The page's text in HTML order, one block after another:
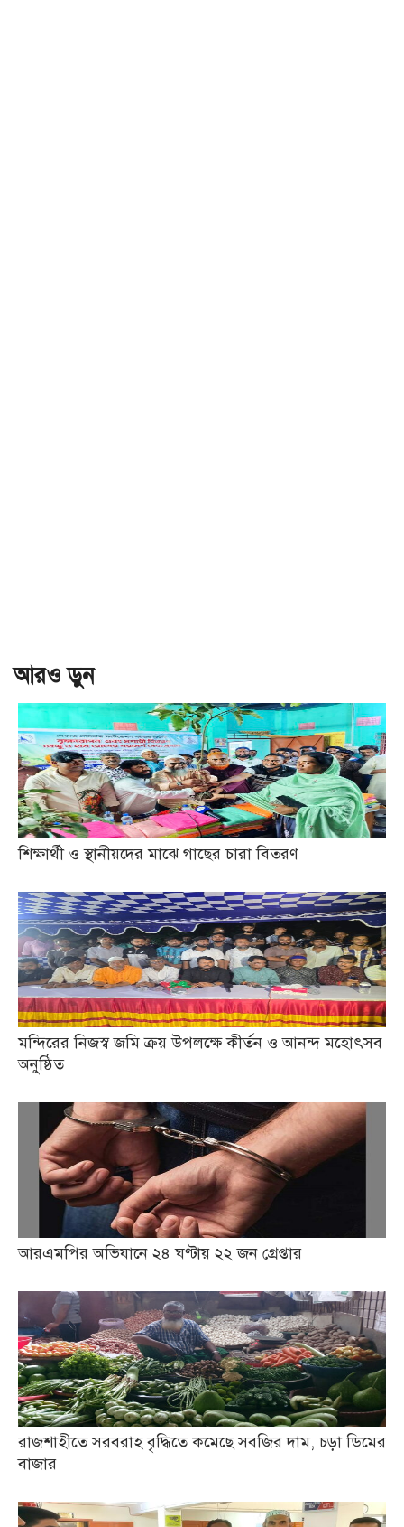
আরও ড়ুন
শিক্ষার্থী ও স্থানীয়দের মাঝে গাছের চারা বিতরণ
মন্দিরের নিজস্ব জমি ক্রয় উপলক্ষে কীর্তন ও আনন্দ মহোৎসব
অনুষ্ঠিত
আরএমপির অভিযানে ২৪ ঘণ্টায় ২২ জন গ্রেপ্তার
রাজশাহীতে সরবরাহ বৃদ্ধিতে কমেছে সবজির দাম, চড়া ডিমের
বাজার